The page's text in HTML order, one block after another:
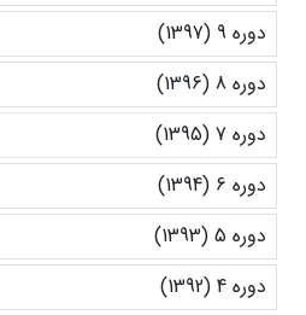
دوره 9 (1397)
دوره 8 (1396)
دوره 7 (1395)
دوره 6 (1394)
دوره 5 (1393)
دوره 4 (1392)